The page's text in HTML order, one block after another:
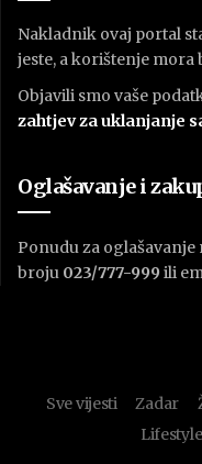
Nakladnik ovaj portal
jeste, a korištenje mora
Objavili smo vaše
zahtjev za uklanjanje
Oglašavanje i
Ponudu za
broju 023/777-999 ili
Sve vijesti Zadar
Lifestyle